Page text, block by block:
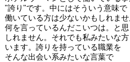
"誇り"です。中にはそういう意味で
働いている方は少ないかもしれませ
何を言っているんだこいつは。と思
しれません。それでも私みたいな方
います。誇りを持っている職業を
そんな出会い系みたいな言葉で